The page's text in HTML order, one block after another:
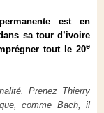
est en
sa tour d’ivoire
tout le 20e
Prenez Thierry
comme Bach, il